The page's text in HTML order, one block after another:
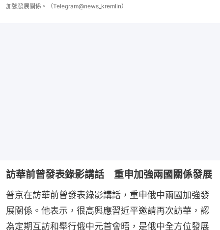
加強發展關係。（Telegram@news_kremlin）
訪華前曾發表錄影講話 重申加強兩國關係發展
普京在訪華前曾發表錄影講話，重申俄中兩國加強發
展關係。他表示，很高興應習近平邀請再次訪華，認
為定期互訪和舉行俄中元首會晤，是俄中全方位發展